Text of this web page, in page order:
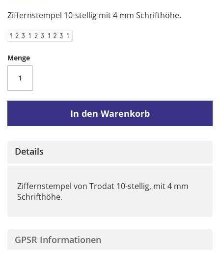
Ziffernstempel 10-stellig mit 4 mm Schrifthöhe.
Menge
In den Warenkorb
Details
Ziffernstempel von Trodat 10-stellig, mit 4 mm
Schrifthöhe.
GPSR Informationen